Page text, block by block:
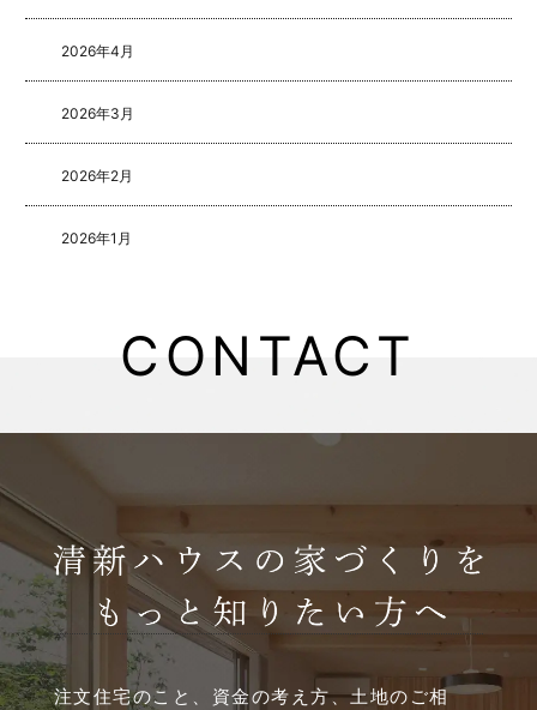
2026年4月
2026年3月
2026年2月
2026年1月
2025年5月
2025年2月
2025年1月
2024年12月
CONTACT
注文住宅のこと、資金の考え方、土地のご相